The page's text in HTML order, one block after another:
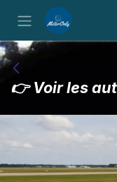
Se rendre au contenu
👉 Voir les